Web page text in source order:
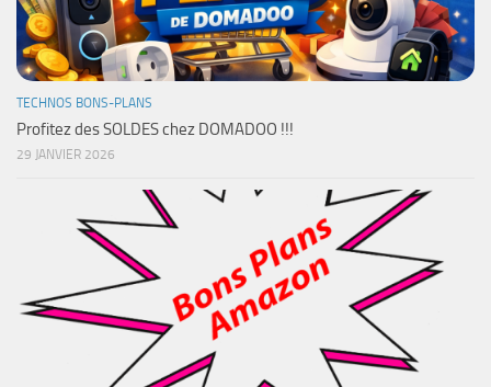
TECHNOS BONS-PLANS
Profitez des SOLDES chez DOMADOO !!!
29 JANVIER 2026